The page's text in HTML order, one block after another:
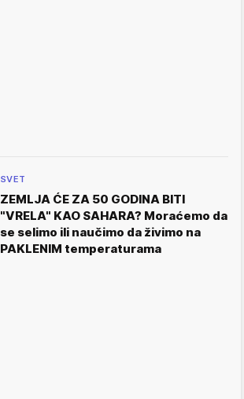
SVET
ZEMLJA ĆE ZA 50 GODINA BITI
"VRELA" KAO SAHARA? Moraćemo da
se selimo ili naučimo da živimo na
PAKLENIM temperaturama